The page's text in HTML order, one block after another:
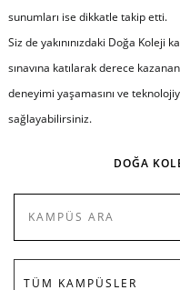
sunumları ise dikkatle takip etti.
Siz de yakınınızdaki Doğa Koleji
sınavına katılarak derece
deneyimi yaşamasını ve
sağlayabilirsiniz.
DOĞA